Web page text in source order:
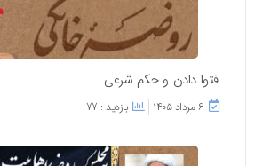
فتوا دادن و حکم شرعی
۶ مرداد ۱۴۰۵ بازدید : 77